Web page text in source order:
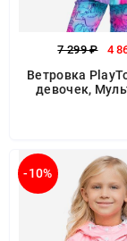
7 299 ₽ 4
Ветровка
девочек,
-10%